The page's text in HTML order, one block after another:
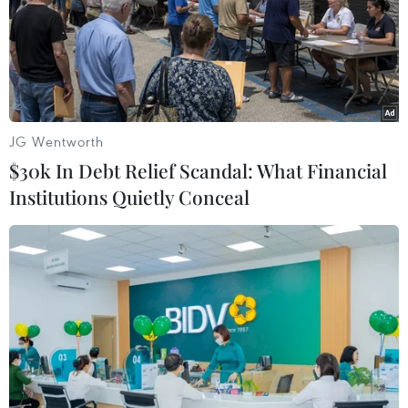
TIN LIÊN QUAN
“Tiến Lên, Jets!” - bộ phim âm nhạc về
những cô gái Nhật Bản
JG Wentworth
$30k In Debt Relief Scandal: What Financial
Institutions Quietly Conceal